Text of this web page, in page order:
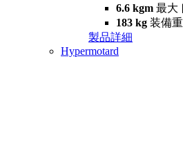
6.6 kgm 最大
183 kg 装備
製品詳細
Hypermotard